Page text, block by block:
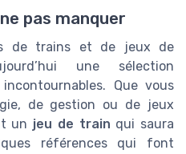
pas manquer
de trains et de jeux de
une sélection
Que vous
de gestion ou de jeux
un jeu de train qui saura
références qui font